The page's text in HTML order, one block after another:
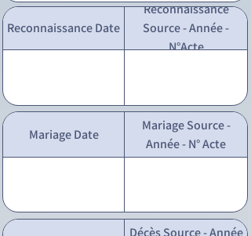
Reconnaissance Date
Reconnaissance
Source - Année -
N°Acte
Mariage Date
Mariage Source -
Année - N° Acte
Décès Source - Année